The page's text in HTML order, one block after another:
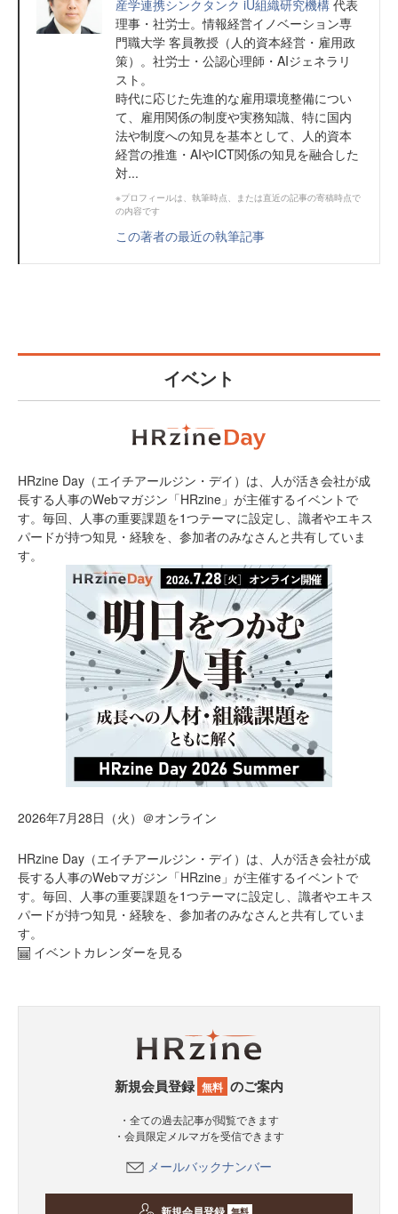
産学連携シンクタンク iU組織研究機構 代表
理事・社労士。情報経営イノベーション専
門職大学 客員教授（人的資本経営・雇用政
策）。社労士・公認心理師・AIジェネラリ
スト。
時代に応じた先進的な雇用環境整備につい
て、雇用関係の制度や実務知識、特に国内
法や制度への知見を基本として、人的資本
経営の推進・AIやICT関係の知見を融合した
対...
※プロフィールは、執筆時点、または直近の記事の寄稿時点で
の内容です
この著者の最近の執筆記事
イベント
HRzine Day（エイチアールジン・デイ）は、人が活き会社が成
長する人事のWebマガジン「HRzine」が主催するイベントで
す。毎回、人事の重要課題を1つテーマに設定し、識者やエキス
パードが持つ知見・経験を、参加者のみなさんと共有していま
す。
2026年7月28日（火）＠オンライン
HRzine Day（エイチアールジン・デイ）は、人が活き会社が成
長する人事のWebマガジン「HRzine」が主催するイベントで
す。毎回、人事の重要課題を1つテーマに設定し、識者やエキス
パードが持つ知見・経験を、参加者のみなさんと共有していま
す。
イベントカレンダーを見る
新規会員登録 無料 のご案内
・全ての過去記事が閲覧できます
・会員限定メルマガを受信できます
メールバックナンバー
無料